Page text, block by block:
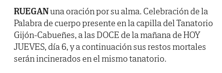
RUEGANuna oración por su alma. Celebración de la
Palabra de cuerpo presente en la capilla del Tanatorio
Gijón-Cabueñes, a las DOCE de la mañana de HOY
JUEVES, día 6, y a continuación sus restos mortales
serán incinerados en el mismo tanatorio.